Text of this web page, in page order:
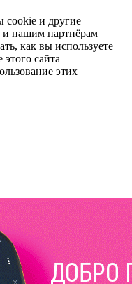
cookie и другие
и нашим партнёрам
как вы используете
сайта
этих